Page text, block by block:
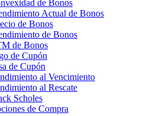
de Bonos
Actual de Bonos
de Bonos
de Bonos
de Bonos
de Cupón
de Cupón
al Vencimiento
al Rescate
Scholes
de Compra